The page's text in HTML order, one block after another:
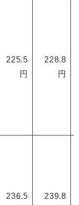
225.5
円
228.8
円
236.5
239.8